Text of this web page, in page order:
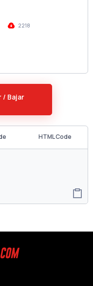
2218
/ Bajar
HTML Code